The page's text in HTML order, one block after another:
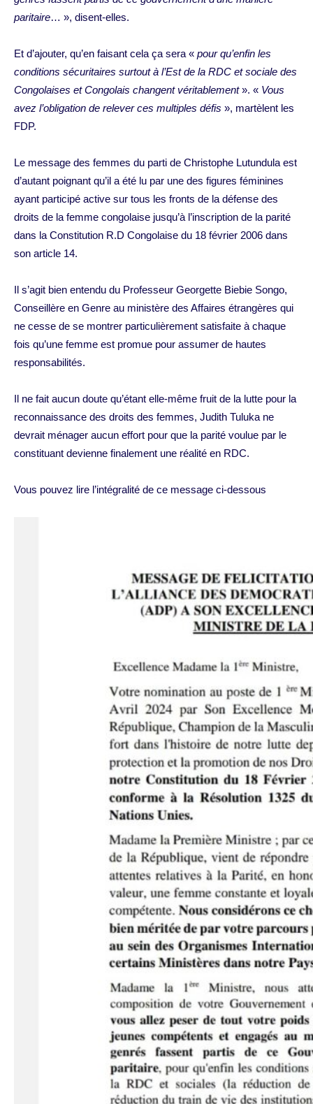
paritaire… », disent-elles.
Et d’ajouter, qu’en faisant cela ça sera « pour qu’enfin les
conditions sécuritaires surtout à l’Est de la RDC et sociale des
Congolaises et Congolais changent véritablement». « Vous
avez l’obligation de relever ces multiples défis », martèlent les
FDP.
Le message des femmes du parti de Christophe Lutundula est
d’autant poignant qu’il a été lu par une des figures féminines
ayant participé active sur tous les fronts de la défense des
droits de la femme congolaise jusqu’à l’inscription de la parité
dans la Constitution R.D Congolaise du 18 février 2006 dans
son article 14.
Il s’agit bien entendu du Professeur Georgette Biebie Songo,
Conseillère en Genre au ministère des Affaires étrangères qui
ne cesse de se montrer particulièrement satisfaite à chaque
fois qu’une femme est promue pour assumer de hautes
responsabilités.
Il ne fait aucun doute qu’étant elle-même fruit de la lutte pour la
reconnaissance des droits des femmes, Judith Tuluka ne
devrait ménager aucun effort pour que la parité voulue par le
constituant devienne finalement une réalité en RDC.
Vous pouvez lire l’intégralité de ce message ci-dessous